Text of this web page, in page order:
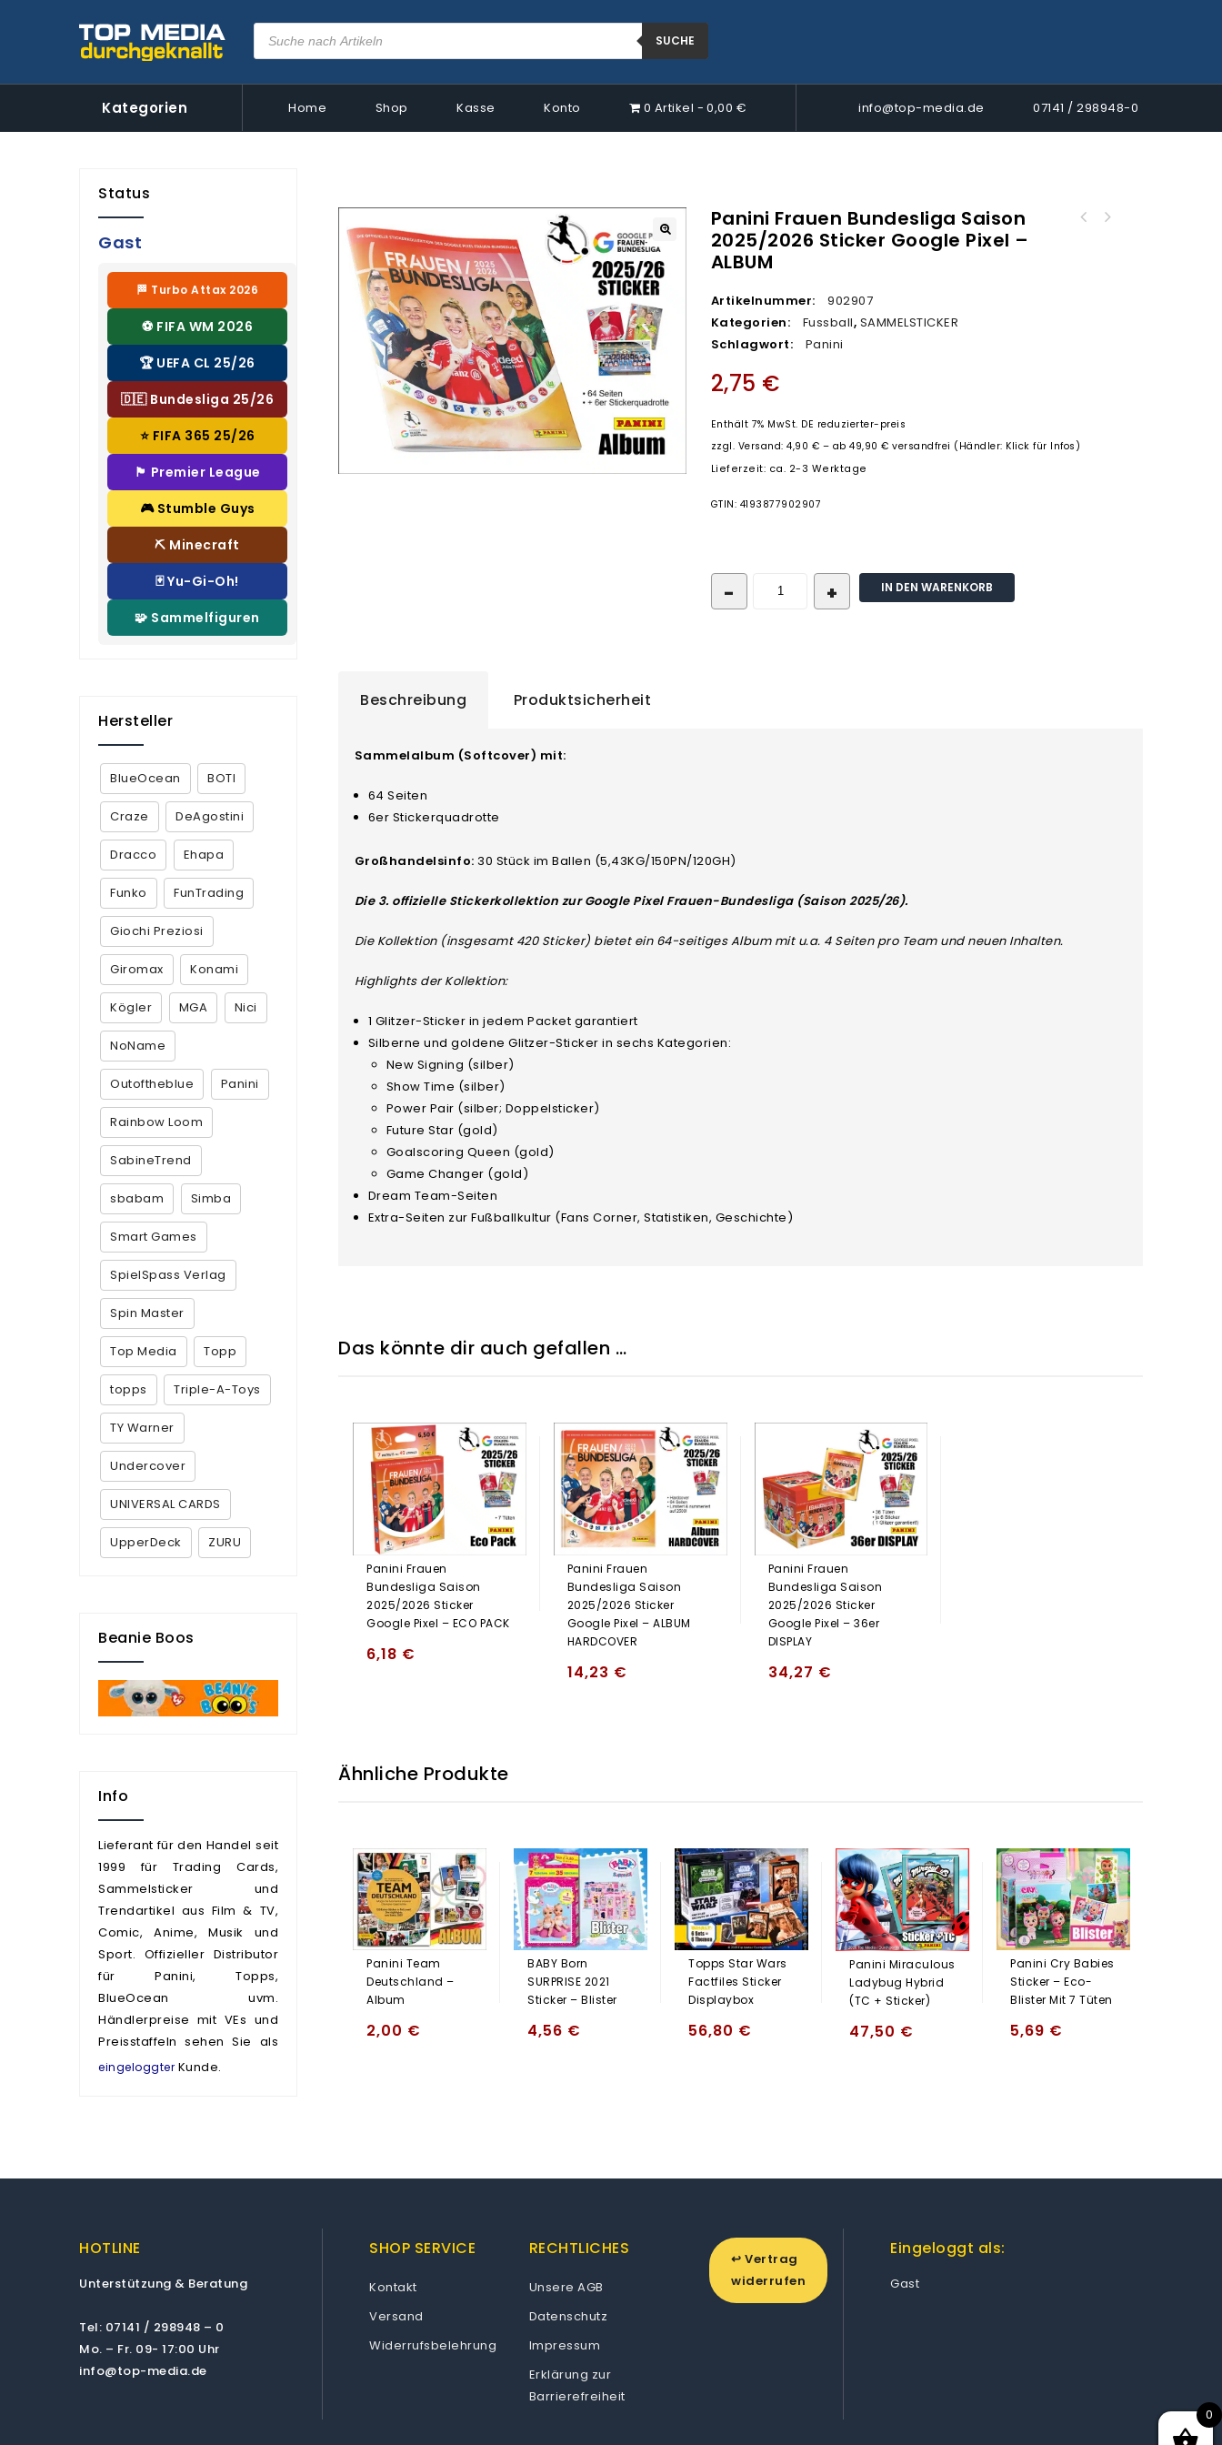
SUCHE
Kategorien Home Shop Kasse Konto 0 Artikel 0,00 € info@top-media.de 07141 / 298948-0
🔍
Panini Frauen Bundesliga Saison
2025/2026 Sticker Google Pixel –
ALBUM
Artikelnummer:
902907
Kategorien:
Fussball, SAMMELSTICKER
Schlagwort:
Panini
2,75 €
Enthält 7% MwSt. DE reduzierter-preis
zzgl. Versand: 4,90 € – ab 49,90 € versandfrei (Händler: Klick für Infos)
Lieferzeit: ca. 2-3 Werktage
GTIN: 4193877902907
IN DEN WARENKORB
Beschreibung Produktsicherheit
Sammelalbum (Softcover) mit:
64 Seiten
6er Stickerquadrotte
Großhandelsinfo: 30 Stück im Ballen (5,43KG/150PN/120GH)
Die 3. offizielle Stickerkollektion zur Google Pixel Frauen-Bundesliga (Saison 2025/26).
Die Kollektion (insgesamt 420 Sticker) bietet ein 64-seitiges Album mit u.a. 4 Seiten pro Team und neuen Inhalten.
Highlights der Kollektion:
1 Glitzer-Sticker in jedem Packet garantiert
Silberne und goldene Glitzer-Sticker in sechs Kategorien:
New Signing (silber)
Show Time (silber)
Power Pair (silber; Doppelsticker)
Future Star (gold)
Goalscoring Queen (gold)
Game Changer (gold)
Dream Team-Seiten
Extra-Seiten zur Fußballkultur (Fans Corner, Statistiken, Geschichte)
Das könnte dir auch gefallen …
Panini Frauen
Bundesliga Saison
2025/2026 Sticker
Google Pixel – ECO PACK
6,18 €
Panini Frauen
Bundesliga Saison
2025/2026 Sticker
Google Pixel – ALBUM
HARDCOVER
14,23 €
Panini Frauen
Bundesliga Saison
2025/2026 Sticker
Google Pixel – 36er
DISPLAY
34,27 €
Ähnliche Produkte
Panini Team
Deutschland –
Album
2,00 €
BABY Born
SURPRISE 2021
Sticker – Blister
4,56 €
Topps Star Wars
Factfiles Sticker
Displaybox
56,80 €
Panini Miraculous
Ladybug Hybrid
(TC + Sticker)
47,50 €
Panini Cry Babies
Sticker – Eco-
Blister Mit 7 Tüten
5,69 €
Status
Gast
🏁 Turbo Attax 2026
⚽ FIFA WM 2026
🏆 UEFA CL 25/26
🇩🇪 Bundesliga 25/26
⭐ FIFA 365 25/26
🏴 Premier League
🎮 Stumble Guys
⛏️ Minecraft
🃏 Yu-Gi-Oh!
🧩 Sammelfiguren
Hersteller
BlueOcean BOTI
Craze DeAgostini
Dracco Ehapa
Funko FunTrading
Giochi Preziosi
Giromax Konami
Kögler MGA Nici
NoName
Outoftheblue Panini
Rainbow Loom
SabineTrend
sbabam Simba
Smart Games
SpielSpass Verlag
Spin Master
Top Media Topp
topps Triple-A-Toys
TY Warner
Undercover
UNIVERSAL CARDS
UpperDeck ZURU
Beanie Boos
Info
Lieferant für den Handel seit
1999 für Trading Cards,
Sammelsticker und
Trendartikel aus Film & TV,
Comic, Anime, Musik und
Sport. Offizieller Distributor
für Panini, Topps,
BlueOcean uvm.
Händlerpreise mit VEs und
Preisstaffeln sehen Sie als
eingeloggter Kunde.
HOTLINE
Unterstützung & Beratung
Tel: 07141 / 298948 – 0
Mo. – Fr. 09- 17:00 Uhr
info@top-media.de
SHOP SERVICE
Kontakt
Versand
Widerrufsbelehrung
RECHTLICHES
Unsere AGB
Datenschutz
Impressum
Erklärung zur
Barrierefreiheit
↩ Vertrag
widerrufen
Eingeloggt als:
Gast
0